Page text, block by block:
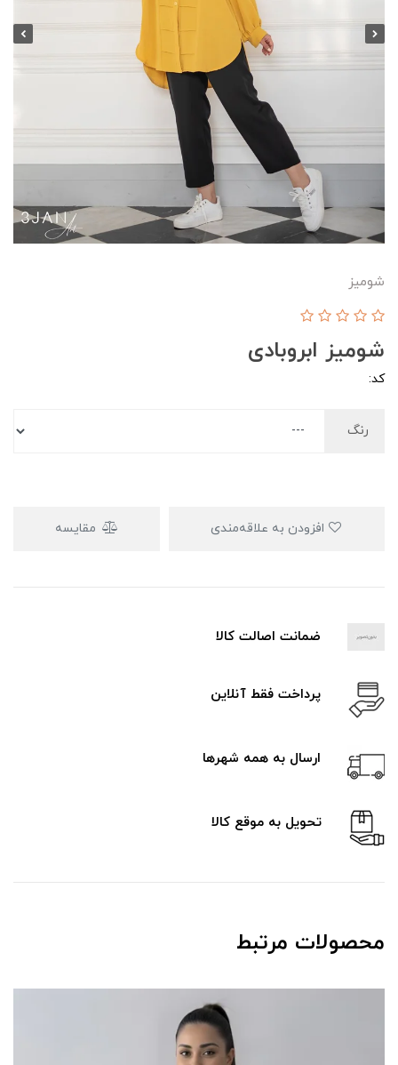
شومیز
شومیز ابروبادی
کد:
رنگ
مقایسه
ضمانت اصالت کالا
پرداخت فقط آنلاین
ارسال به همه شهرها
تحویل به موقع کالا
محصولات مرتبط